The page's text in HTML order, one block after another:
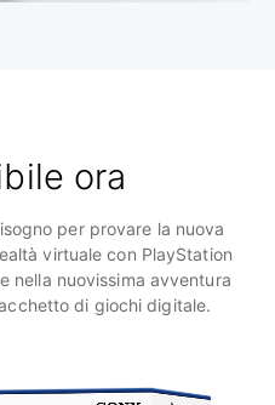
ora
per provare la nuova
virtuale con PlayStation
nella nuovissima avventura
di giochi digitale.